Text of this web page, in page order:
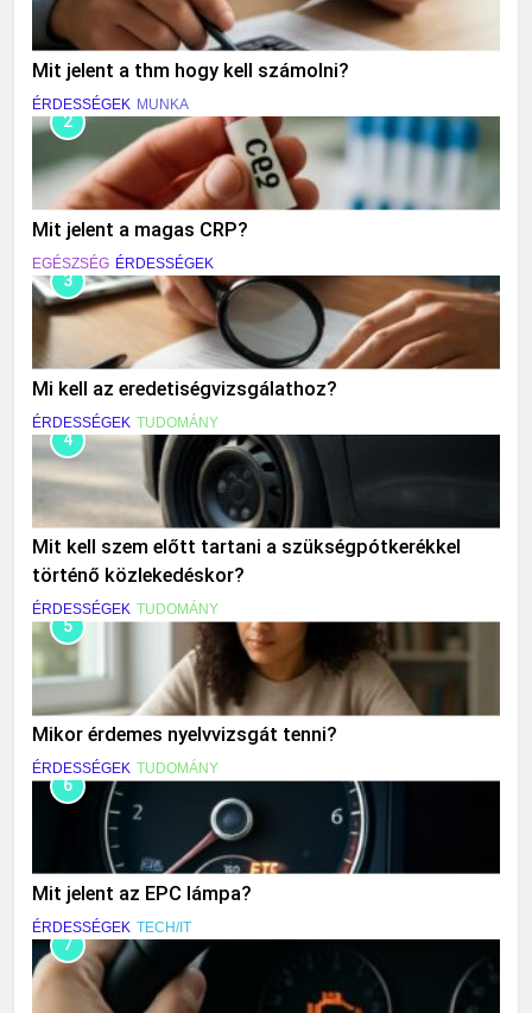
Mit jelent a thm hogy kell számolni?
ÉRDESSÉGEK MUNKA
2
Mit jelent a magas CRP?
EGÉSZSÉG ÉRDESSÉGEK
3
Mi kell az eredetiségvizsgálathoz?
ÉRDESSÉGEK TUDOMÁNY
4
Mit kell szem előtt tartani a szükségpótkerékkel
történő közlekedéskor?
ÉRDESSÉGEK TUDOMÁNY
5
Mikor érdemes nyelvvizsgát tenni?
ÉRDESSÉGEK TUDOMÁNY
6
Mit jelent az EPC lámpa?
ÉRDESSÉGEK TECH/IT
7